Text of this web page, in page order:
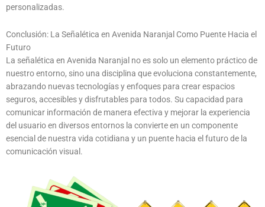
personalizadas.
Conclusión: La Señalética en Avenida Naranjal Como Puente Hacia el
Futuro
La señalética en Avenida Naranjal no es solo un elemento práctico de
nuestro entorno, sino una disciplina que evoluciona constantemente,
abrazando nuevas tecnologías y enfoques para crear espacios
seguros, accesibles y disfrutables para todos. Su capacidad para
comunicar información de manera efectiva y mejorar la experiencia
del usuario en diversos entornos la convierte en un componente
esencial de nuestra vida cotidiana y un puente hacia el futuro de la
comunicación visual.